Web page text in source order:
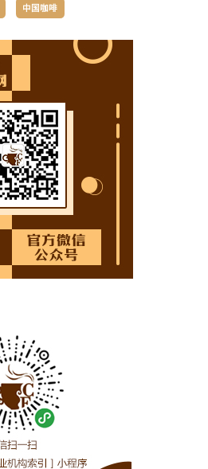
中国咖啡